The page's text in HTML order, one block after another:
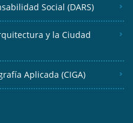
Social (DARS)
y la Ciudad
Aplicada (CIGA)